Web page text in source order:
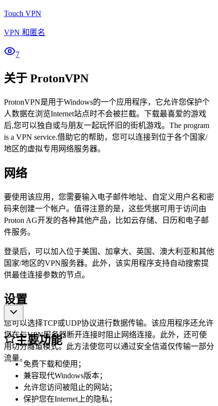
Touch VPN
VPN 和匿名
7
关于 ProtonVPN
ProtonVPN是用于Windows的一个应用程序，它允许您保护个
人数据在浏览Internet站点时不会被拦截。下载最喜爱的游戏
后,您可以独自或与朋友一起玩怀旧的街机游戏。The program
is a VPN service.借助它的帮助，您可以连接到位于各个国家/
地区的虚拟专用网络服务器。
网络
要使用该应用，您需要输入电子邮件地址、自定义用户名和密
码来创建一个帐户。值得注意的是，这些凭据可用于访问由
Proton AG开发的各种其他产品，比如云存储、日历和电子邮
件服务。
登录后，可以加入位于美国、加拿大、英国、澳大利亚和其他
国家/地区的VPN服务器。此外，该实用程序支持自动搜索提
供最佳连接参数的节点。
设置
您可以选择TCP或UDP协议进行数据传输。该应用程序还允许
您在与VPN服务器断开连接时阻止网络连接。此外，还可使
用切分隧道模式。此方法使您可以通过安全信道仅传输一部分
流量。
主要功能
免费下载和使用；
兼容现代Windows版本；
允许您访问被阻止的网站；
保护您在Internet上的隐私；